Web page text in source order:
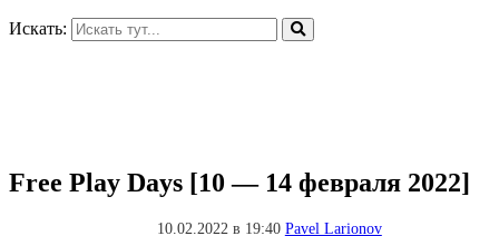
Искать:
Free Play Days [10 — 14 февраля 2022]
10.02.2022 в 19:40 Pavel Larionov